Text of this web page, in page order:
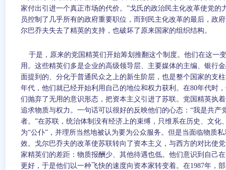
家付出引进一个真正市场的代价。”戈氏的政治民主化改革使党的
员控制了几乎所有的政府重要职位，而到民主化改革的最后，政
尔巴乔夫失去了精英的支持，也破坏了原来国家的组织结构。
于是，原来的党国精英们开始筹划推翻这个制度。他们在这一
用。这些精英们多是企业的高级领导层、主要媒体的主编、银行
面提到的、分化于普通民众之上的新生阶层，也是整个国家的支
年代，他们就已经开始利用自己的地位和权力获利。在80年代时
们抛弃了无用的意识形态，把资本主义引进了苏联。党国精英执
追求物质与权力。一句话可以很好的反映他们的心态：“我是共产
者。”在苏联，统治体制没有经济上的束缚，只维系在历史、文化
为“公仆”，并理所当然地被认为要为公众服务。但是当面临物质
效。戈尔巴乔夫的改革使苏联转向了资本主义，与西方的对比使
家精英们的差距：物质报酬少、其他待遇也低。他们意识到自己
更好，于是他们以一种飞快的速度向资本家转变着。在1987年，